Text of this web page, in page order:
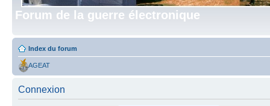
Forum de la guerre électronique
Index du forum
AGEAT
Connexion